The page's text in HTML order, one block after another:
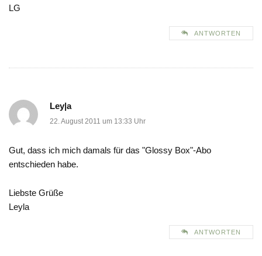
LG
ANTWORTEN
Ley|a
22. August 2011 um 13:33 Uhr
Gut, dass ich mich damals für das "Glossy Box"-Abo
entschieden habe.
Liebste Grüße
Leyla
ANTWORTEN